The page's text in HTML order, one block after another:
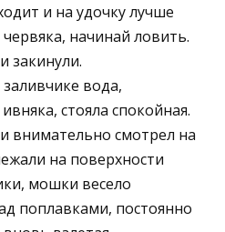
и на удочку лучше
начинай ловить.
закинули.
вода,
стояла спокойная.
внимательно смотрел на
на поверхности
мошки весело
поплавками, постоянно